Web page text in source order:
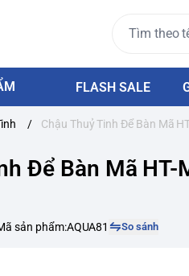
FLASH SALE
/ Chậu Thuỷ Tinh Để Bàn Mã
Để Bàn Mã
sản phẩm:AQUA81 So sánh